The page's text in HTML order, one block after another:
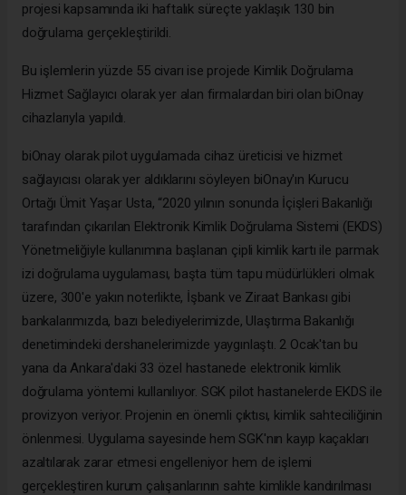
projesi kapsamında iki haftalık süreçte yaklaşık 130 bin
doğrulama gerçekleştirildi.
Bu işlemlerin yüzde 55 civarı ise projede Kimlik Doğrulama
Hizmet Sağlayıcı olarak yer alan firmalardan biri olan biOnay
cihazlarıyla yapıldı.
biOnay olarak pilot uygulamada cihaz üreticisi ve hizmet
sağlayıcısı olarak yer aldıklarını söyleyen biOnay'ın Kurucu
Ortağı Ümit Yaşar Usta, “2020 yılının sonunda İçişleri Bakanlığı
tarafından çıkarılan Elektronik Kimlik Doğrulama Sistemi (EKDS)
Yönetmeliğiyle kullanımına başlanan çipli kimlik kartı ile parmak
izi doğrulama uygulaması, başta tüm tapu müdürlükleri olmak
üzere, 300'e yakın noterlikte, İşbank ve Ziraat Bankası gibi
bankalarımızda, bazı belediyelerimizde, Ulaştırma Bakanlığı
denetimindeki dershanelerimizde yaygınlaştı. 2 Ocak'tan bu
yana da Ankara'daki 33 özel hastanede elektronik kimlik
doğrulama yöntemi kullanılıyor. SGK pilot hastanelerde EKDS ile
provizyon veriyor. Projenin en önemli çıktısı, kimlik sahteciliğinin
önlenmesi. Uygulama sayesinde hem SGK'nın kayıp kaçakları
azaltılarak zarar etmesi engelleniyor hem de işlemi
gerçekleştiren kurum çalışanlarının sahte kimlikle kandırılması